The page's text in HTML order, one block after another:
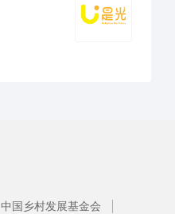
中国乡村发展基金会